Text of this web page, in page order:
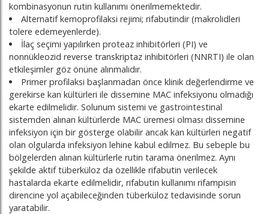
kombinasyonun rutin kullanımı önerilmemektedir.
Alternatif kemoprofilaksi rejimi; rifabutindir (makrolidleri
tolere edemeyenlerde).
İlaç seçimi yapılırken proteaz inhibitörleri (PI) ve
nonnükleozid reverse transkriptaz inhibitörleri (NNRTI) ile olan
etkileşimler göz önüne alınmalıdır.
Primer profilaksi başlanmadan önce klinik değerlendirme ve
gerekirse kan kültürleri ile dissemine MAC infeksiyonu olmadığı
ekarte edilmelidir. Solunum sistemi ve gastrointestinal
sistemden alınan kültürlerde MAC üremesi olması dissemine
infeksiyon için bir gösterge olabilir ancak kan kültürleri negatif
olan olgularda infeksiyon lehine kabul edilmez. Bu sebeple bu
bölgelerden alınan kültürlerle rutin tarama önerilmez. Aynı
şekilde aktif tüberküloz da özellikle rifabutin verilecek
hastalarda ekarte edilmelidir, rifabutin kullanımı rifampisin
direncine yol açabileceğinden tüberküloz tedavisinde sorun
yaratabilir.